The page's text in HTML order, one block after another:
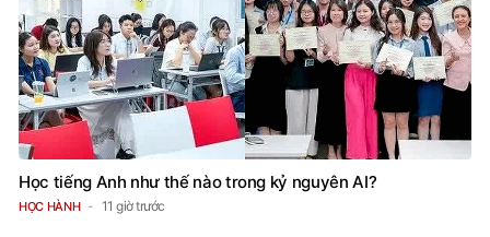
Học tiếng Anh như thế nào trong kỷ nguyên AI?
HỌC HÀNH 11 giờ trước